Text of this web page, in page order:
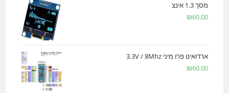
מסך 1.3 אינצ
₪60.00
ארדואינו פרו מיני 3.3V / 8Mhz
₪60.00